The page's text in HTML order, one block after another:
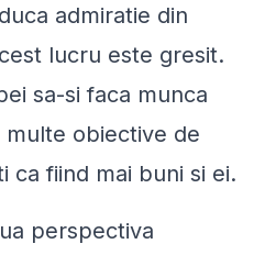
admiratie din
lucru este gresit.
sa-si faca munca
multe obiective de
ca fiind mai buni si ei.
perspectiva